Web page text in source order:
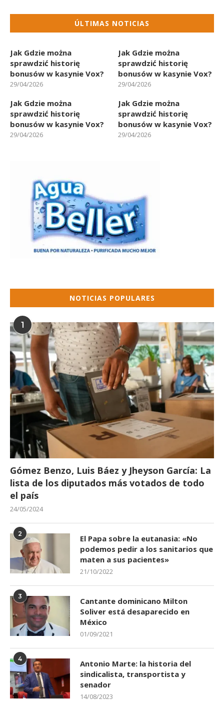
ÚLTIMAS NOTICIAS
Jak Gdzie można
sprawdzić historię
bonusów w kasynie Vox?
29/04/2026
Jak Gdzie można
sprawdzić historię
bonusów w kasynie Vox?
29/04/2026
Jak Gdzie można
sprawdzić historię
bonusów w kasynie Vox?
29/04/2026
Jak Gdzie można
sprawdzić historię
bonusów w kasynie Vox?
29/04/2026
NOTICIAS POPULARES
1
Gómez Benzo, Luis Báez y Jheyson García: La
lista de los diputados más votados de todo
el país
24/05/2024
2
El Papa sobre la eutanasia: «No
podemos pedir a los sanitarios que
maten a sus pacientes»
21/10/2022
3
Cantante dominicano Milton
Soliver está desaparecido en
México
01/09/2021
4
Antonio Marte: la historia del
sindicalista, transportista y
senador
14/08/2023